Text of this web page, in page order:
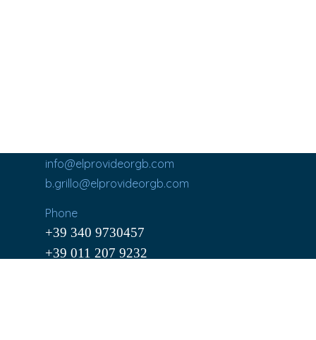
info@elprovideorgb.com
b.grillo@elprovideorgb.com
Phone
+39 340 9730457
+39 011 207 9232